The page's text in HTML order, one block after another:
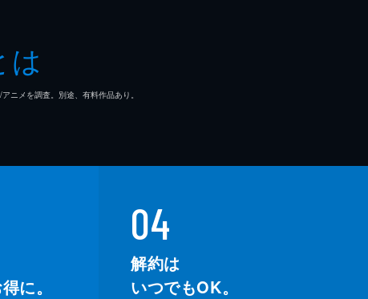
は
ニメを調査。別途、有料作品あり。
に。
04
解約は
いつでもOK。